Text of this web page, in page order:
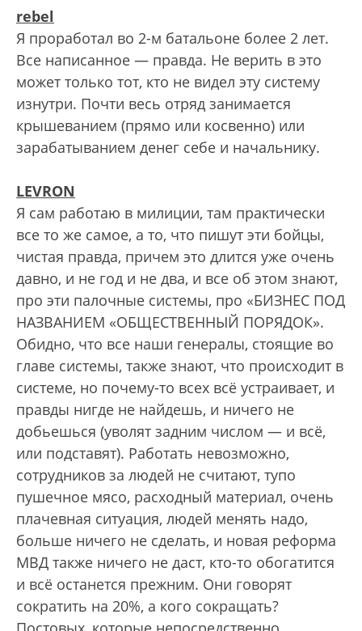
rebel
Я проработал во 2-м батальоне более 2 лет.
Все написанное — правда. Не верить в это
может только тот, кто не видел эту систему
изнутри. Почти весь отряд занимается
крышеванием (прямо или косвенно) или
зарабатыванием денег себе и начальнику.
LEVRON
Я сам работаю в милиции, там практически
все то же самое, а то, что пишут эти бойцы,
чистая правда, причем это длится уже очень
давно, и не год и не два, и все об этом знают,
про эти палочные системы, про «БИЗНЕС ПОД
НАЗВАНИЕМ «ОБЩЕСТВЕННЫЙ ПОРЯДОК».
Обидно, что все наши генералы, стоящие во
главе системы, также знают, что происходит в
системе, но почему-то всех всё устраивает, и
правды нигде не найдешь, и ничего не
добьешься (уволят задним числом — и всё,
или подставят). Работать невозможно,
сотрудников за людей не считают, тупо
пушечное мясо, расходный материал, очень
плачевная ситуация, людей менять надо,
больше ничего не сделать, и новая реформа
МВД также ничего не даст, кто-то обогатится
и всё останется прежним. Они говорят
сократить на 20%, а кого сокращать?